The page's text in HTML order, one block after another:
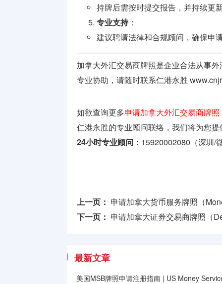
持牌后需按时提交报告，并持续更
专业支持：
建议聘请法律和合规顾问，确保申
加拿大外汇交易商牌照是企业合法从事
专业协助，请随时联系仁港永胜
如欲查询更多申请加拿大外汇交易商牌
仁港永胜的专业顾问联络，我们将为您
24小时专业顾问： 15920002080（深圳/
上一页： 申请加拿大货币服务牌照（
下一页： 申请加拿大证券交易商牌照（
最新文章
美国MSB牌照申请注册指南 | US Money